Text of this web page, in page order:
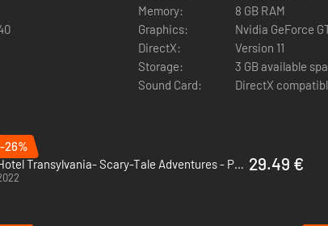
Memory:
8 GB RAM
Graphics:
Nvidia GeForce
DirectX:
Version 11
Storage:
3 GB available
Sound Card:
DirectX
-26%
Hotel Transylvania- Scary-Tale Adventures - PC (Steam) 29.49 €